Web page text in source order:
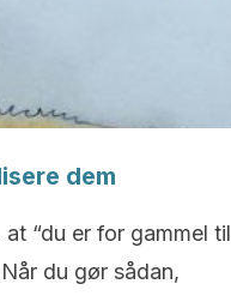
dem
“du er for gammel til
du gør sådan,